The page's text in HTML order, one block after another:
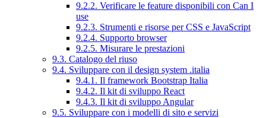
9.2.2. Verificare le feature disponibili con Can I
use
9.2.3. Strumenti e risorse per CSS e JavaScript
9.2.4. Supporto browser
9.2.5. Misurare le prestazioni
9.3. Catalogo del riuso
9.4. Sviluppare con il design system .italia
9.4.1. Il framework Bootstrap Italia
9.4.2. Il kit di sviluppo React
9.4.3. Il kit di sviluppo Angular
9.5. Sviluppare con i modelli di sito e servizi